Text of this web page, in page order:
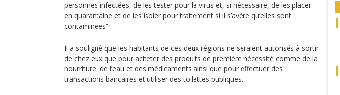
personnes infectées, de les tester pour le virus et, si nécessaire, de les placer
en quarantaine et de les isoler pour traitement si il s’avère qu’elles sont
contaminées”.
Il a souligné que les habitants de ces deux régions ne seraient autorisés à sortir
de chez eux que pour acheter des produits de première nécessité comme de la
nourriture, de l’eau et des médicaments ainsi que pour effectuer des
transactions bancaires et utiliser des toilettes publiques.